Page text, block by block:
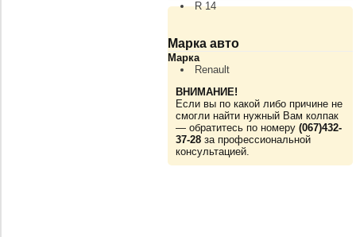
R 14
Марка авто
Марка
Renault
ВНИМАНИЕ!
Если вы по какой либо причине не
смогли найти нужный Вам колпак
— обратитесь по номеру (067)432-
37-28 за профессиональной
консультацией.